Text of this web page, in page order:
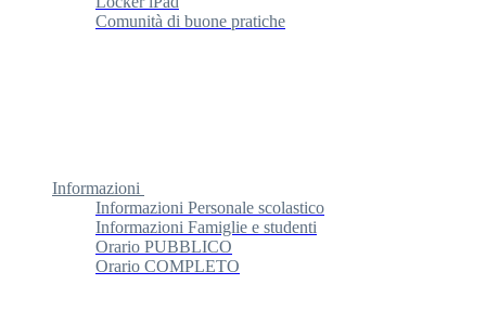
Comunità di buone pratiche
Informazioni
Informazioni Personale scolastico
Informazioni Famiglie e studenti
Orario PUBBLICO
Orario COMPLETO